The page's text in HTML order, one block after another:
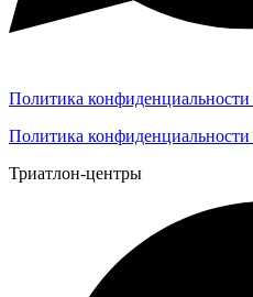
Политика
Политика
Триатлон-центры